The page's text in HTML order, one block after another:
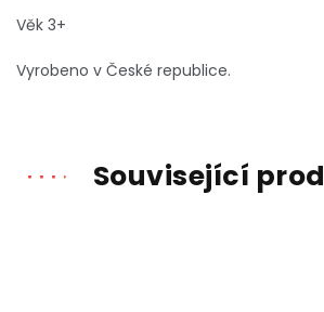
Věk 3+
Vyrobeno v České republice.
Související